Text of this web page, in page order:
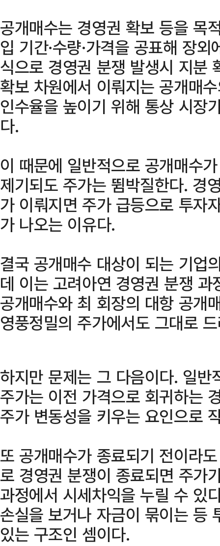
공개매수는 경영권 확보 등을 목
입 기간·수량·가격을 공표해 장
식으로 경영권 분쟁 발생시 지분
확보 차원에서 이뤄지는 공개매
인수율을 높이기 위해 통상 시장
다.
이 때문에 일반적으로 공개매수
제기되도 주가는 뜀박질한다. 경
가 이뤄지면 주가 급등으로 투자
가 나오는 이유다.
결국 공개매수 대상이 되는 기업
데 이는 고려아연 경영권 분쟁
공개매수와 최 회장의 대항 공개
영풍정밀의 주가에서도 그대로
하지만 문제는 그 다음이다. 일
주가는 이전 가격으로 회귀하는
주가 변동성을 키우는 요인으로
또 공개매수가 종료되기 전이라
로 경영권 분쟁이 종료되면 주가
과정에서 시세차익을 누릴 수 있
손실을 보거나 자금이 묶이는 등
있는 구조인 셈이다.